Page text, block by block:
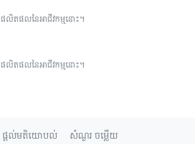
ផលិតផលនៃអាជីវកម្មនោះ។
ផលិតផលនៃអាជីវកម្មនោះ។
ផ្តល់មតិយោបល់ សំណួរ ចម្លើយ